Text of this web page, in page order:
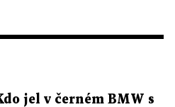
jel v černém BMW s